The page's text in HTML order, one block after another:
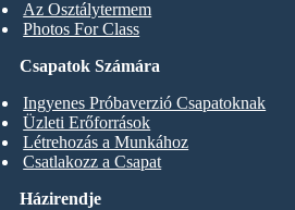
Az Osztálytermem
Photos For Class
Csapatok Számára
Ingyenes Próbaverzió Csapatoknak
Üzleti Erőforrások
Létrehozás a Munkához
Csatlakozz a Csapat
Házirendje